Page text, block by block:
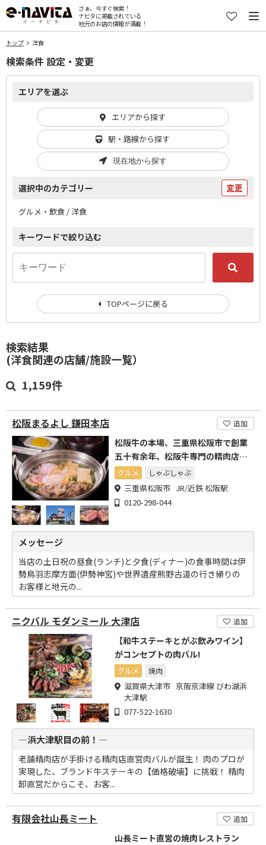
さぁ、今すぐ検索！
ナビタに掲載されている
地元のお店の情報が満載！
トップ 洋食
検索結果
(洋食関連の店舗/施設一覧）
1,159件
松阪まるよし 鎌田本店 追加
松阪牛の本場、三重県松阪市で創業
五十有余年、松阪牛専門の精肉店と
直営レストラン
グルメ しゃぶしゃぶ
三重県松阪市 JR/近鉄 松阪駅
0120-298-044
メッセージ
当店の土日祝の昼食(ランチ)と夕食(ディナー)の食事時間は伊
勢鳥羽志摩方面(伊勢神宮)や世界遺産熊野古道の行き帰りの
お客様と地元の...
ニクバル モダンミール 大津店 追加
【和牛ステーキとがぶ飲みワイン】
がコンセプトの肉バル!
グルメ 焼肉
滋賀県大津市 京阪京津線 びわ湖浜
大津駅
077-522-1630
―浜大津駅目の前！―
老舗精肉店が手掛ける精肉店直営肉バルが誕生！ 肉のプロが
実現した、ブランド牛ステーキの【価格破壊】に挑戦！ 精肉
卸直営だからこそ、お客...
有限会社山長ミート 追加
山長ミート直営の焼肉レストラン
検索条件 設定・変更
エリアを選ぶ
エリアから探す
駅・路線から探す
現在地から探す
選択中のカテゴリー 変更
グルメ・飲食 / 洋食
キーワードで絞り込む
TOPページに戻る